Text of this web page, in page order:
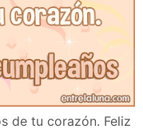
de tu corazón. Feliz